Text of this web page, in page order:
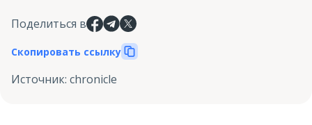
Поделиться в
Скопировать ссылку
Источник: chronicle